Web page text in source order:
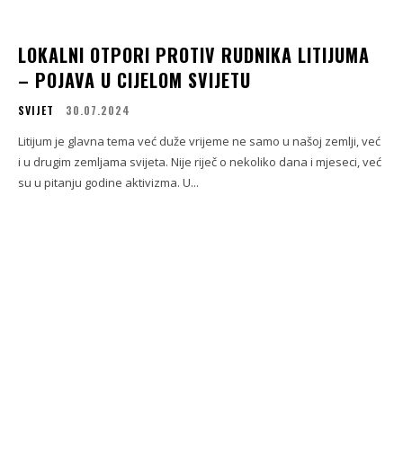
LOKALNI OTPORI PROTIV RUDNIKA LITIJUMA
– POJAVA U CIJELOM SVIJETU
SVIJET 30.07.2024
Litijum je glavna tema već duže vrijeme ne samo u našoj zemlji, već
i u drugim zemljama svijeta. Nije riječ o nekoliko dana i mjeseci, već
su u pitanju godine aktivizma. U...